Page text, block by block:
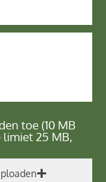
toe (10 MB
limiet 25 MB,